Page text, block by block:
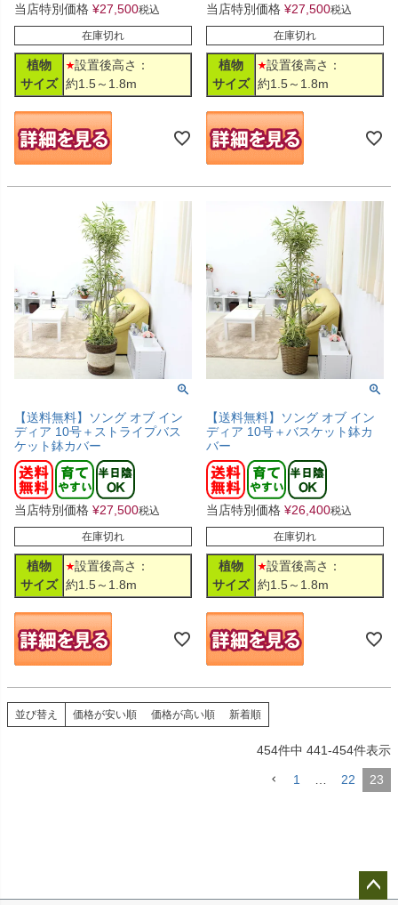
当店特別価格 ¥27,500税込
在庫切れ
植物
サイズ
設置後高さ：
約1.5～1.8m
当店特別価格 ¥27,500税込
在庫切れ
植物
サイズ
設置後高さ：
約1.5～1.8m
【送料無料】ソング オブ イン
ディア 10号＋ストライプバス
ケット鉢カバー
当店特別価格 ¥27,500税込
在庫切れ
植物
サイズ
設置後高さ：
約1.5～1.8m
【送料無料】ソング オブ イン
ディア 10号＋バスケット鉢カ
バー
当店特別価格 ¥26,400税込
在庫切れ
植物
サイズ
設置後高さ：
約1.5～1.8m
並び替え 価格が安い順 価格が高い順 新着順
454件中 441-454件表示
1 22 23